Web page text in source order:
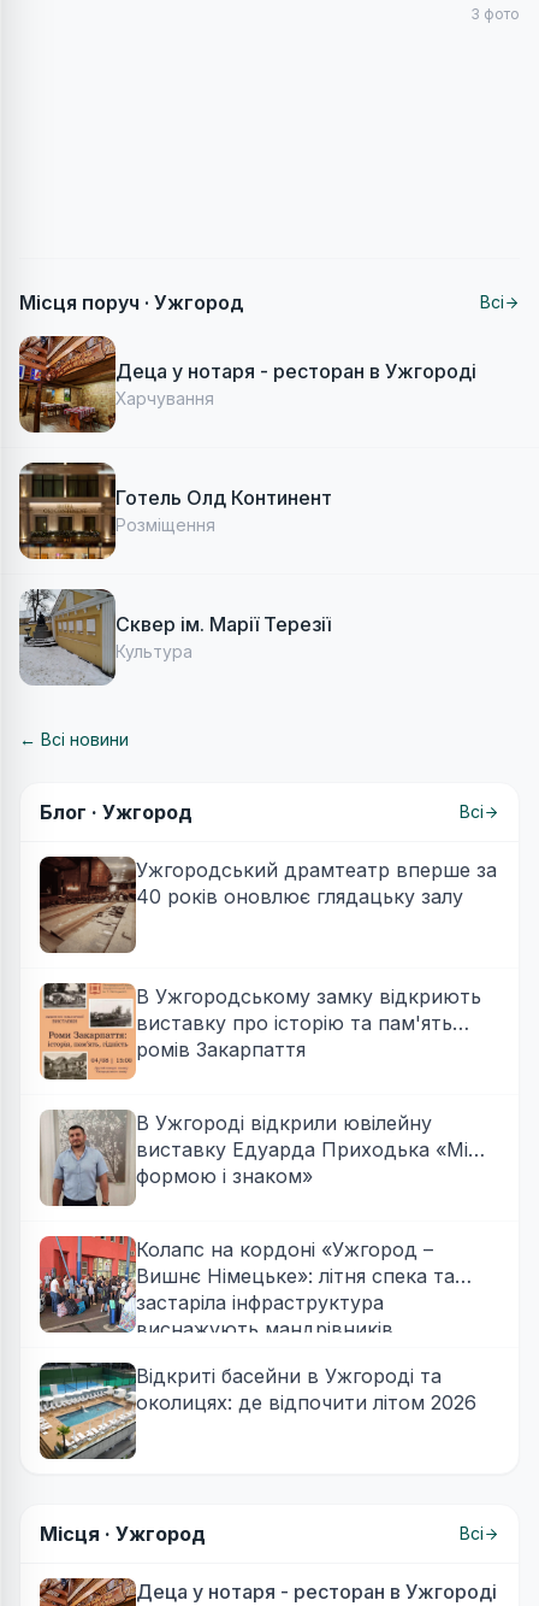
3 фото
Місця поруч · Ужгород Всі
Деца у нотаря - ресторан в Ужгороді
Харчування
Готель Олд Континент
Розміщення
Сквер ім. Марії Терезії
Культура
← Всі новини
Блог · Ужгород Всі
Ужгородський драмтеатр вперше за
40 років оновлює глядацьку залу
В Ужгородському замку відкриють
виставку про історію та пам'ять
ромів Закарпаття
В Ужгороді відкрили ювілейну
виставку Едуарда Приходька «Між
формою і знаком»
Колапс на кордоні «Ужгород –
Вишнє Німецьке»: літня спека та
застаріла інфраструктура
виснажують мандрівників
Відкриті басейни в Ужгороді та
околицях: де відпочити літом 2026
Місця · Ужгород Всі
Деца у нотаря - ресторан в Ужгороді